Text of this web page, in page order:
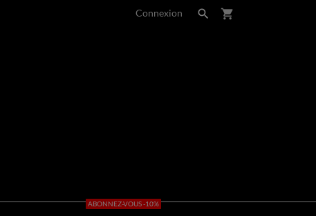
Connexion  shopping_cart
ABONNEZ-VOUS -10%